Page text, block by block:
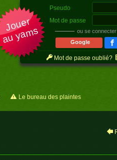
Jouer
au yams
Pseudo
Mot de passe
ou se
Google
Mot de passe oublié?
Le bureau des plaintes